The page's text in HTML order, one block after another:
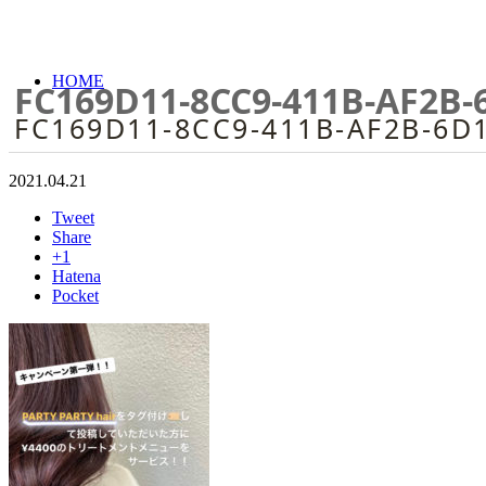
FC169D11-8CC9-411B-
HOME
FC169D11-8CC9-411B-AF2B-
2021.04.21
Tweet
Share
+1
Hatena
Pocket